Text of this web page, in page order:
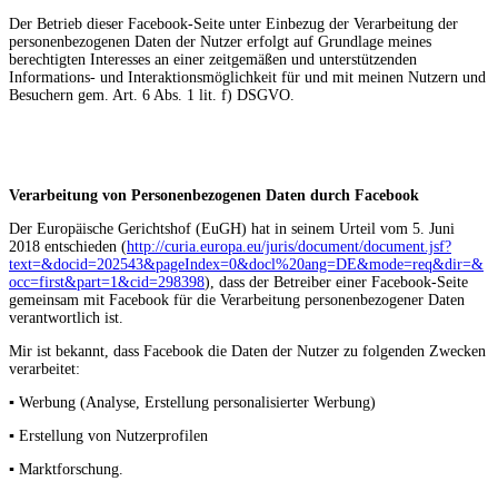
Der Betrieb dieser Facebook-Seite unter Einbezug der Verarbeitung der
personenbezogenen Daten der Nutzer erfolgt auf Grundlage meines
berechtigten Interesses an einer zeitgemäßen und unterstützenden
Informations- und Interaktionsmöglichkeit für und mit meinen Nutzern und
Besuchern gem. Art. 6 Abs. 1 lit. f) DSGVO.
Verarbeitung von Personenbezogenen Daten durch Facebook
Der Europäische Gerichtshof (EuGH) hat in seinem Urteil vom 5. Juni
2018 entschieden (http://curia.europa.eu/juris/document/document.jsf?
text=&docid=202543&pageIndex=0&docl%20ang=DE&mode=req&dir=&
occ=first&part=1&cid=298398), dass der Betreiber einer Facebook-Seite
gemeinsam mit Facebook für die Verarbeitung personenbezogener Daten
verantwortlich ist.
Mir ist bekannt, dass Facebook die Daten der Nutzer zu folgenden Zwecken
verarbeitet:
▪ Werbung (Analyse, Erstellung personalisierter Werbung)
▪ Erstellung von Nutzerprofilen
▪ Marktforschung.